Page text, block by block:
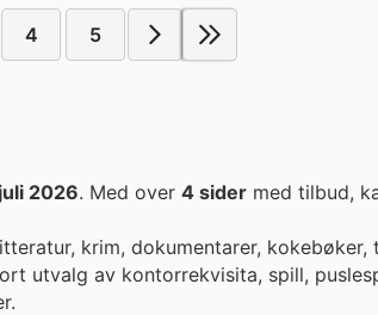
4 5
2026. Med over 4 sider med tilbud,
krim, dokumentarer, kokebøker,
utvalg av kontorrekvisita, spill,